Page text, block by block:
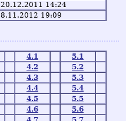
20.12.2011 14:24
8.11.2012 19:09
4.1
5.1
4.2
5.2
4.3
5.3
4.4
5.4
4.5
5.5
4.6
5.6